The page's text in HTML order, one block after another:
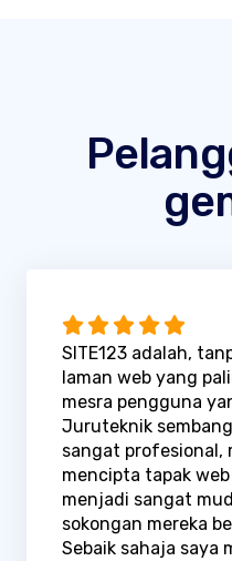
SITE123 adalah,
laman web yang
mesra pengguna
Juruteknik
sangat profesional,
mencipta tapak
menjadi sangat
sokongan mereka
Sebaik sahaja saya